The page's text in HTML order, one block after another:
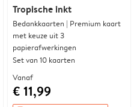
Tropische inkt
Bedankkaarten | Premium kaart
met keuze uit 3
papierafwerkingen
Set van 10 kaarten
Vanaf
€ 11,99